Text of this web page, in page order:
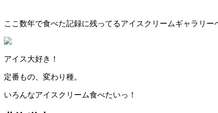
ここ数年で食べた記録に残ってるアイスクリームギャラリー
アイス大好き！
定番もの、変わり種。
いろんなアイスクリーム食べたいっ！